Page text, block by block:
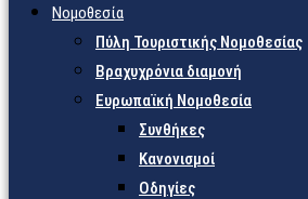
Νομοθεσία
Πύλη Τουριστικής Νομοθεσίας
Βραχυχρόνια διαμονή
Ευρωπαϊκή Νομοθεσία
Συνθήκες
Κανονισμοί
Οδηγίες